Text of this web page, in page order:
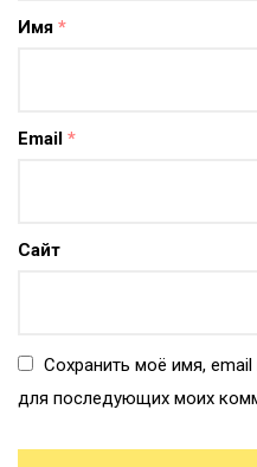
Имя *
Email *
Сайт
Сохранить моё имя,
для последующих моих